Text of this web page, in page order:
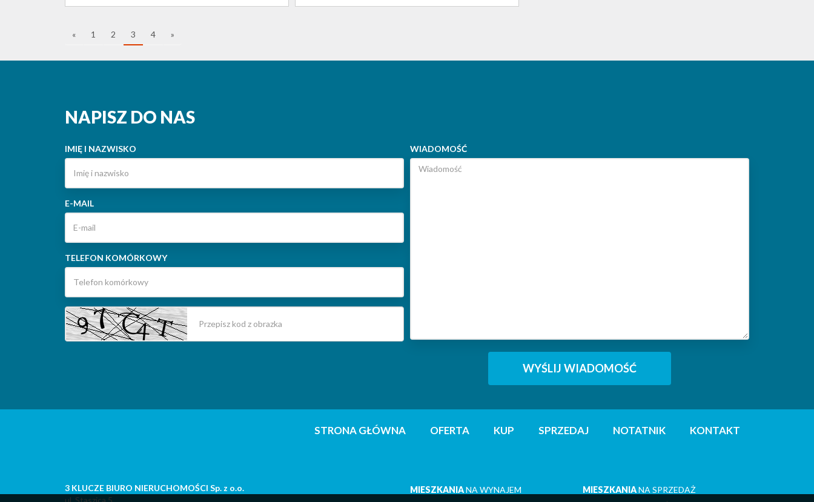
« 1 2 3 4 »
NAPISZ DO NAS
IMIĘ I NAZWISKO
E-MAIL
TELEFON KOMÓRKOWY
WIADOMOŚĆ
STRONA GŁÓWNA OFERTA KUP SPRZEDAJ NOTATNIK KONTAKT
3 KLUCZE BIURO NIERUCHOMOŚCI Sp. z o.o.
ul. Staszica 5
MIESZKANIANA WYNAJEM
MIESZKANIANA SPRZEDAŻ